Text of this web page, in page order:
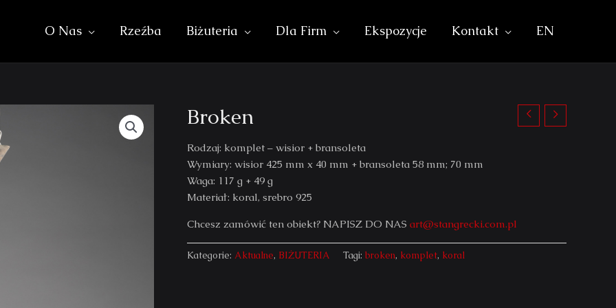
O Nas Rzeźba Biżuteria Dla Firm Ekspozycje Kontakt EN
Broken
Rodzaj: komplet – wisior + bransoleta
Wymiary: wisior 425 mm x 40 mm + bransoleta 58 mm; 70 mm
Waga: 117 g + 49 g
Materiał: koral, srebro 925
Chcesz zamówić ten obiekt? NAPISZ DO NAS art@stangrecki.com.pl
Kategorie: Aktualne, BIŻUTERIA Tagi: broken, komplet, koral